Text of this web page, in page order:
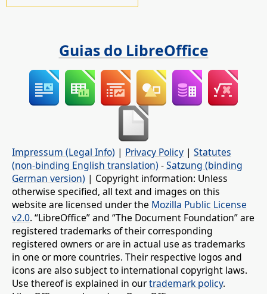
Guias do LibreOffice
Impressum (Legal Info) | Privacy Policy | Statutes
(non-binding English translation) -Satzung (binding
German version) | Copyright information: Unless
otherwise specified, all text and images on this
website are licensed under the Mozilla Public License
v2.0. “LibreOffice” and “The Document Foundation” are
registered trademarks of their corresponding
registered owners or are in actual use as trademarks
in one or more countries. Their respective logos and
icons are also subject to international copyright laws.
Use thereof is explained in ourtrademark policy.